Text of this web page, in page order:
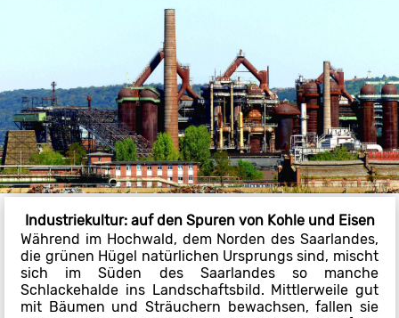
Industriekultur: auf den Spuren von Kohle und Eisen
Während im Hochwald, dem Norden des Saarlandes,
die grünen Hügel natürlichen Ursprungs sind, mischt
sich im Süden des Saarlandes so manche
Schlackehalde ins Landschaftsbild. Mittlerweile gut
mit Bäumen und Sträuchern bewachsen, fallen sie